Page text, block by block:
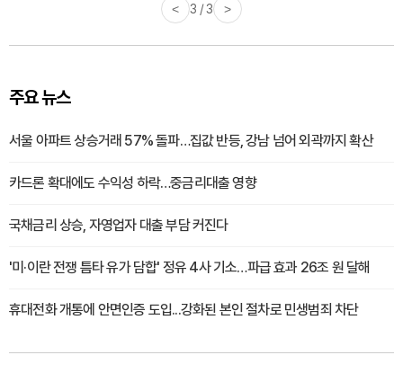
< 3 / 3 >
주요 뉴스
서울 아파트 상승거래 57% 돌파…집값 반등, 강남 넘어 외곽까지 확산
카드론 확대에도 수익성 하락…중금리대출 영향
국채금리 상승, 자영업자 대출 부담 커진다
'미·이란 전쟁 틈타 유가 담합' 정유 4사 기소…파급 효과 26조 원 달해
휴대전화 개통에 안면인증 도입...강화된 본인 절차로 민생범죄 차단